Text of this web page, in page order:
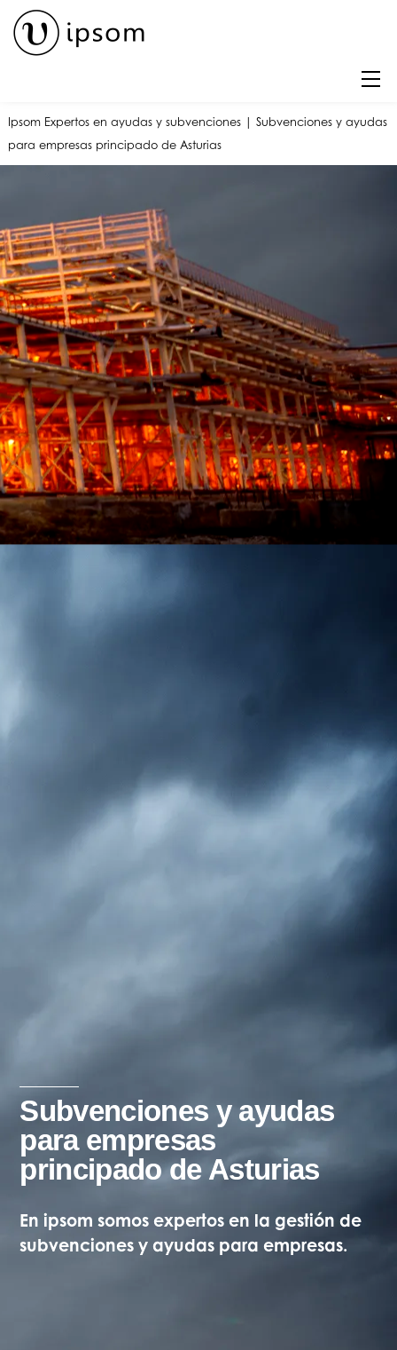
Skip
content
Ipsom Expertos en ayudas y subvenciones| Subvenciones y ayudas
para empresas principado de Asturias
Subvenciones y ayudas
para empresas
principado de Asturias
En ipsom somos expertos en la gestión de
subvenciones y ayudas para empresas.